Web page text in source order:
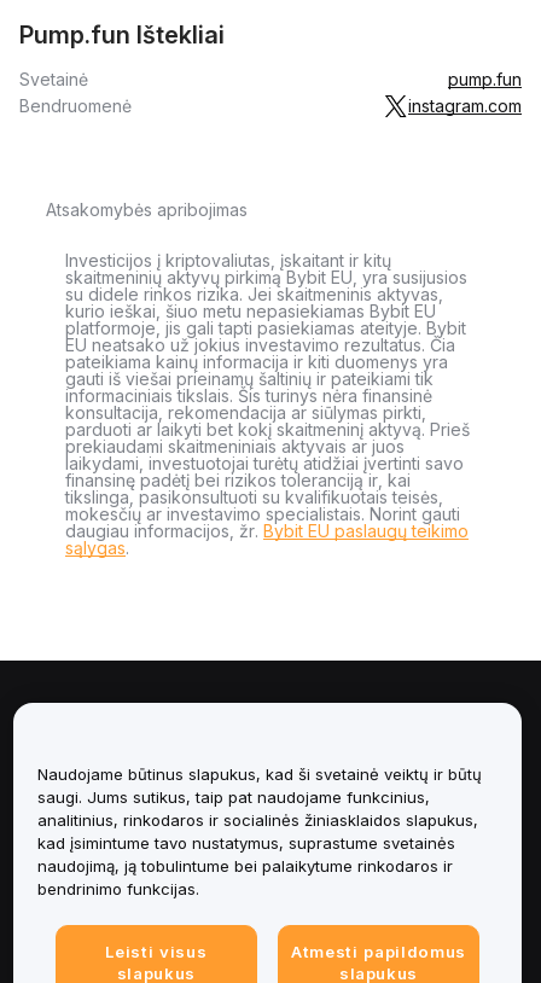
Pump.fun Ištekliai
Svetainė
pump.fun
Bendruomenė
instagram.com
Atsakomybės apribojimas
Investicijos į kriptovaliutas, įskaitant ir kitų
skaitmeninių aktyvų pirkimą Bybit EU, yra susijusios
su didele rinkos rizika. Jei skaitmeninis aktyvas,
kurio ieškai, šiuo metu nepasiekiamas Bybit EU
platformoje, jis gali tapti pasiekiamas ateityje. Bybit
EU neatsako už jokius investavimo rezultatus. Čia
pateikiama kainų informacija ir kiti duomenys yra
gauti iš viešai prieinamų šaltinių ir pateikiami tik
informaciniais tikslais. Šis turinys nėra finansinė
konsultacija, rekomendacija ar siūlymas pirkti,
parduoti ar laikyti bet kokį skaitmeninį aktyvą. Prieš
prekiaudami skaitmeniniais aktyvais ar juos
laikydami, investuotojai turėtų atidžiai įvertinti savo
finansinę padėtį bei rizikos toleranciją ir, kai
tikslinga, pasikonsultuoti su kvalifikuotais teisės,
mokesčių ar investavimo specialistais. Norint gauti
daugiau informacijos, žr. Bybit EU paslaugų teikimo
sąlygas.
Paslaugos
Pagalba
Produktai
Teisinė informacija
Naudojame būtinus slapukus, kad ši svetainė veiktų ir būtų
saugi. Jums sutikus, taip pat naudojame funkcinius,
analitinius, rinkodaros ir socialinės žiniasklaidos slapukus,
kad įsimintume tavo nustatymus, suprastume svetainės
naudojimą, ją tobulintume bei palaikytume rinkodaros ir
bendrinimo funkcijas.
Leisti visus
slapukus
Atmesti papildomus
slapukus